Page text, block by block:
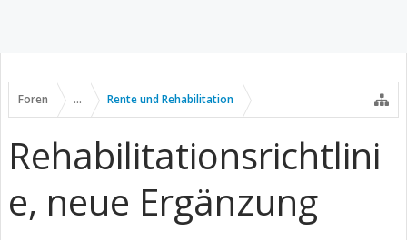
Foren ... Rente und Rehabilitation
Rehabilitationsrichtlini
e, neue Ergänzung